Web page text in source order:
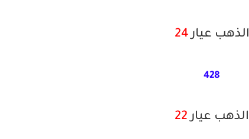
الذهب عيار24
428
الذهب عيار22